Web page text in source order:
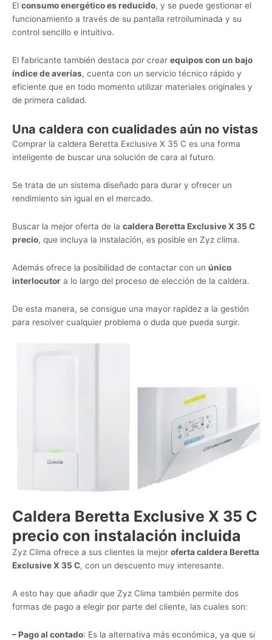
El consumo energético es reducido, y se puede gestionar el
funcionamiento a través de su pantalla retroiluminada y su
control sencillo e intuitivo.
El fabricante también destaca por crear equipos con un bajo
índice de averías, cuenta con un servicio técnico rápido y
eficiente que en todo momento utilizar materiales originales y
de primera calidad.
Una caldera con cualidades aún no vistas
Comprar la caldera Beretta Exclusive X 35 C es una forma
inteligente de buscar una solución de cara al futuro.
Se trata de un sistema diseñado para durar y ofrecer un
rendimiento sin igual en el mercado.
Buscar la mejor oferta de la caldera Beretta Exclusive X 35 C
precio, que incluya la instalación, es posible en Zyz clima.
Además ofrece la posibilidad de contactar con un único
interlocutor a lo largo del proceso de elección de la caldera.
De esta manera, se consigue una mayor rapidez a la gestión
para resolver cualquier problema o duda que pueda surgir.
Caldera Beretta Exclusive X 35 C
precio con instalación incluida
Zyz Clima ofrece a sus clientes la mejor oferta caldera Beretta
Exclusive X 35 C, con un descuento muy interesante.
A esto hay que añadir que Zyz Clima también permite dos
formas de pago a elegir por parte del cliente, las cuales son:
– Pago al contado: Es la alternativa más económica, ya que si